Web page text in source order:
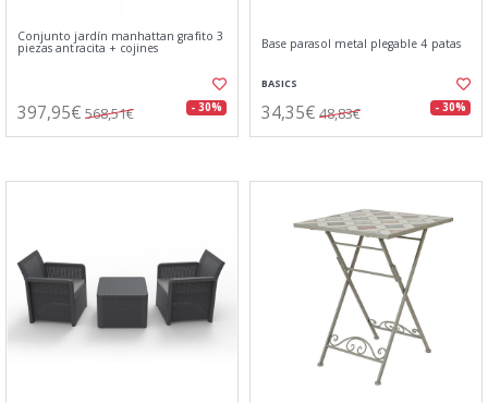
Conjunto jardín manhattan grafito 3
piezas antracita + cojines
397,95€ 568,51€ - 30%
Base parasol metal plegable 4 patas
BASICS
34,35€ 48,83€ - 30%